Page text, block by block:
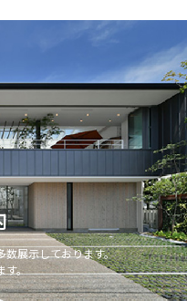
数展示しております。
。